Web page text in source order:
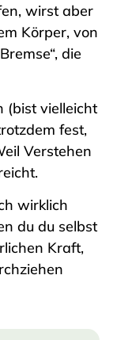
wirst aber
Körper, von
die
(bist vielleicht
fest,
Verstehen
wirklich
du du selbst
Kraft,